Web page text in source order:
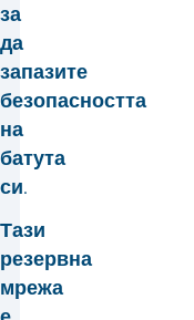
за
да
запазите
безопасността
на
батута
си.
Тази
резервна
мрежа